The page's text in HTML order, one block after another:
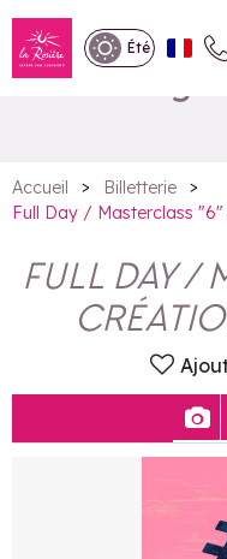
Été
Full Day /
Création
Accueil > Billetterie
>
Full Day / Masterclass
FULL DAY /